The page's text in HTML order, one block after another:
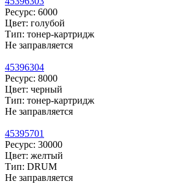
Ресурс: 6000
Цвет: голубой
Тип: тонер-картридж
Не заправляется
45396304
Ресурс: 8000
Цвет: черный
Тип: тонер-картридж
Не заправляется
45395701
Ресурс: 30000
Цвет: желтый
Тип: DRUM
Не заправляется